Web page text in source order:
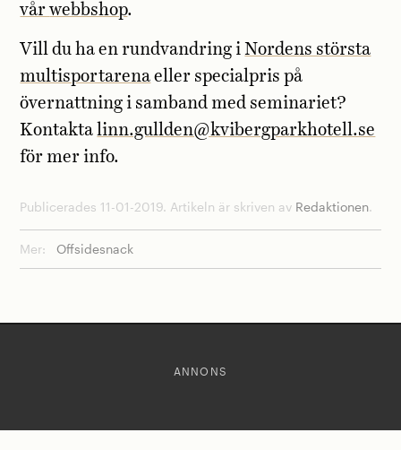
vårwebbshop.
Vill du ha en rundvandring iNordens största
multisportarena eller specialpris på
övernattning i samband med seminariet?
Kontaktalinn.gullden@kvibergparkhotell.se
för mer info.
Publicerades 11-01-2019. Artikeln är skriven av Redaktionen.
Mer: Offsidesnack
ANNONS